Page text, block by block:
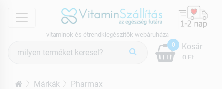
menu
vitaminok és étrendkiegészítők webáruháza
keresés
0
0 Ft
Kosár
Márkák Pharmax